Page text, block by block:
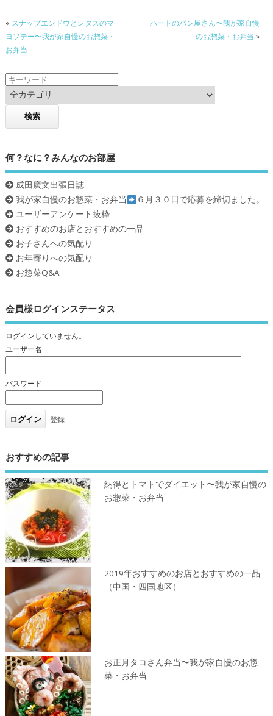
o
o
« スナップエンドウとレタスのマ
ヨソテー〜我が家自慢のお惣菜・
お弁当
ハートのパン屋さん〜我が家自慢
のお惣菜・お弁当 »
何？なに？みんなのお部屋
成田廣文出張日誌
我が家自慢のお惣菜・お弁当
６月３０日で応募を締切ました。
ユーザーアンケート抜粋
おすすめのお店とおすすめの一品
お子さんへの気配り
お年寄りへの気配り
お惣菜Q&A
会員様ログインステータス
ログインしていません。
ユーザー名
パスワード
登録
おすすめの記事
納得とトマトでダイエット〜我が家自慢の
お惣菜・お弁当
2019年おすすめのお店とおすすめの一品
（中国・四国地区）
お正月タコさん弁当〜我が家自慢のお惣
菜・お弁当